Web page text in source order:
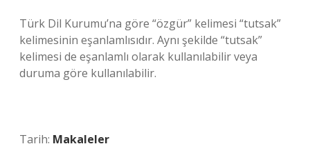
Türk Dil Kurumu’na göre “özgür” kelimesi “tutsak”
kelimesinin eşanlamlısıdır. Aynı şekilde “tutsak”
kelimesi de eşanlamlı olarak kullanılabilir veya
duruma göre kullanılabilir.
Tarih: Makaleler